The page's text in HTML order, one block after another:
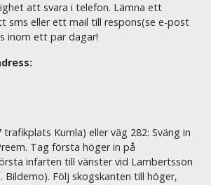
att svara i telefon. Lämna ett
sms eller ett mail till respons(se e-post
inom ett par dagar!
trafikplats Kumla) eller väg 282: Sväng in
Tag första höger in på
infarten till vänster vid Lambertsson
Bildemo). Följ skogskanten till höger,